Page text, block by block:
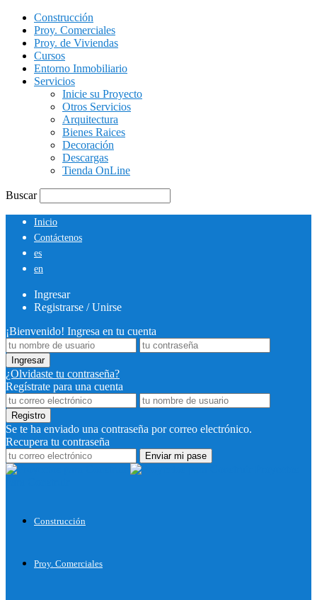
Construcción
Proy. Comerciales
Proy. de Viviendas
Cursos
Entorno Inmobiliario
Servicios
Inicie su Proyecto
Otros Servicios
Arquitectura
Bienes Raices
Decoración
Descargas
Tienda OnLine
Buscar
Inicio
Contáctenos
es
en
Ingresar
Registrarse / Unirse
¡Bienvenido! Ingresa en tu cuenta
¿Olvidaste tu contraseña?
Regístrate para una cuenta
Se te ha enviado una contraseña por correo electrónico.
Recupera tu contraseña
Construcción
Proy. Comerciales